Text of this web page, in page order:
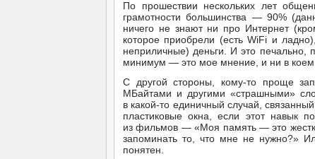
По прошествии нескольких лет
грамотности большинства — 90%
ничего не знают ни про Интернет
которое приобрели (есть WiFi и
неприличные) деньги. И это печально,
минимум — это мое мнение, и ни в коем
С другой стороны, кому-то проще
МБайтами и другими «страшными»
в какой-то единичный случай,
пластиковые окна, если этот навык
из фильмов — «Моя память — это
запоминать то, что мне не нужно?»
понятен.